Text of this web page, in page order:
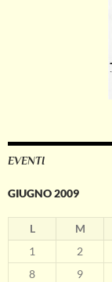
EVENTI
GIUGNO 2009
L M
1
2
8
9